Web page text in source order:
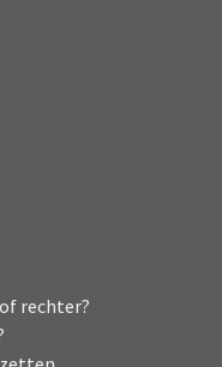
rechter?